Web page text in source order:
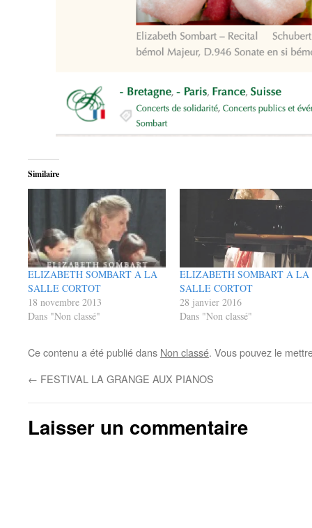
Similaire
ELIZABETH SOMBART A LA
SALLE CORTOT
18 novembre 2013
Dans "Non classé"
ELIZABETH SOMBART A LA
SALLE CORTOT
28 janvier 2016
Dans "Non classé"
Ce contenu a été publié dans Non classé. Vous pouvez le
← FESTIVAL LA GRANGE AUX PIANOS
Laisser un commentaire